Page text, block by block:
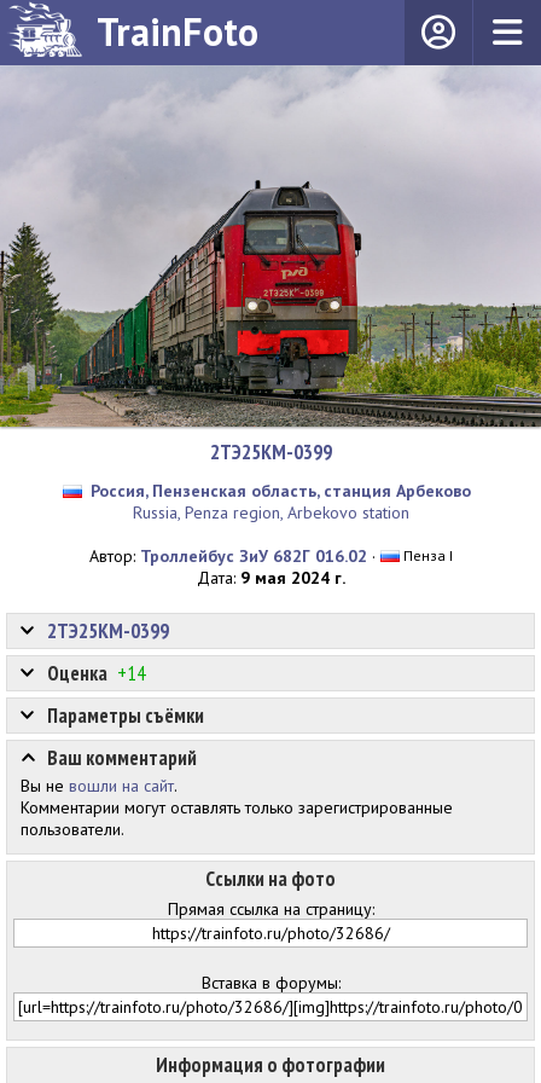
TrainFoto
2ТЭ25КМ-0399
Россия, Пензенская область, станция Арбеково
Russia, Penza region, Arbekovo station
Автор: Троллейбус ЗиУ 682Г 016.02 · Пенза I
Дата: 9 мая 2024 г.
Информация о фотографии
Оценка +14
Ссылки на фото
Прямая ссылка на страницу:
Вставка в форумы:
2ТЭ25КМ-0399
Параметры съёмки
Ваш комментарий
Вы не вошли на сайт.
Комментарии могут оставлять только зарегистрированные
пользователи.